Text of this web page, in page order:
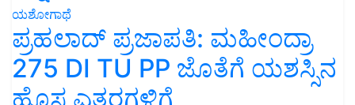
ಯಶೋಗಾಥೆ
ಪ್ರಹಲಾದ್ ಪ್ರಜಾಪತಿ: ಮಹೀಂದ್ರಾ
275 DI TU PP ಜೊತೆಗೆ ಯಶಸ್ಸಿನ
ಹೊಸ ಎತ್ತರಗಳಿಗೆ